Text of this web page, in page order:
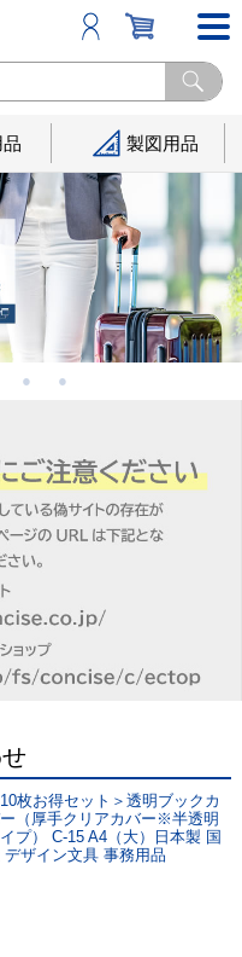
製図用品
10枚お得セット＞透明ブックカ
（厚手クリアカバー※半透明
プ） C-15 A4（大）日本製 国
デザイン文具 事務用品